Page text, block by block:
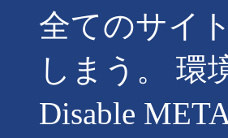
全てのサイ
しまう。 環
Disable